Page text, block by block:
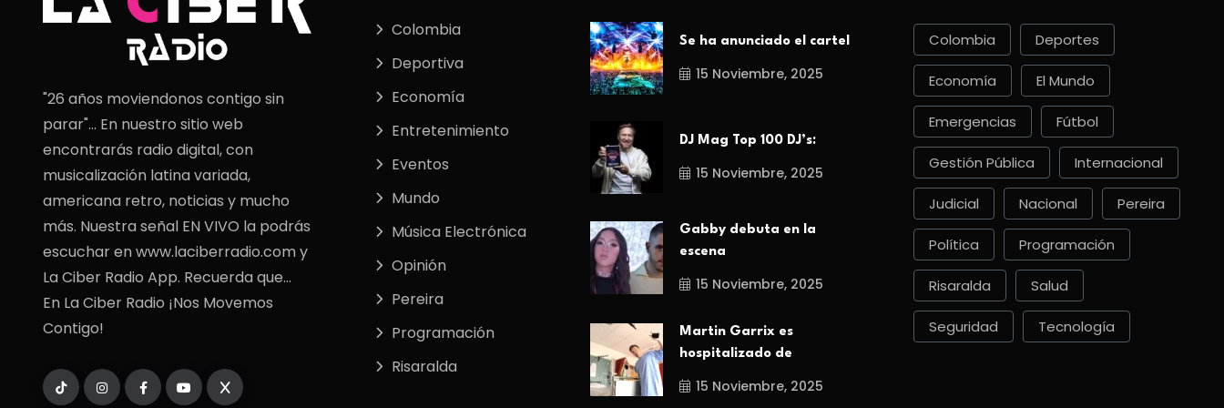
"26 años moviendonos contigo sin
parar"... En nuestro sitio web
encontrarás radio digital, con
musicalización latina variada,
americana retro, noticias y mucho
más. Nuestra señal EN VIVO la podrás
escuchar en www.laciberradio.com y
La Ciber Radio App. Recuerda que...
En La Ciber Radio ¡Nos Movemos
Contigo!
Colombia
Deportiva
Economía
Entretenimiento
Eventos
Mundo
Música Electrónica
Opinión
Pereira
Programación
Risaralda
Se ha anunciado el cartel
15 Noviembre, 2025
DJ Mag Top 100 DJ’s:
15 Noviembre, 2025
Gabby debuta en la
escena
15 Noviembre, 2025
Martin Garrix es
hospitalizado de
15 Noviembre, 2025
Colombia Deportes
Economía El Mundo
Emergencias Fútbol
Gestión Pública Internacional
Judicial Nacional Pereira
Política Programación
Risaralda Salud
Seguridad Tecnología